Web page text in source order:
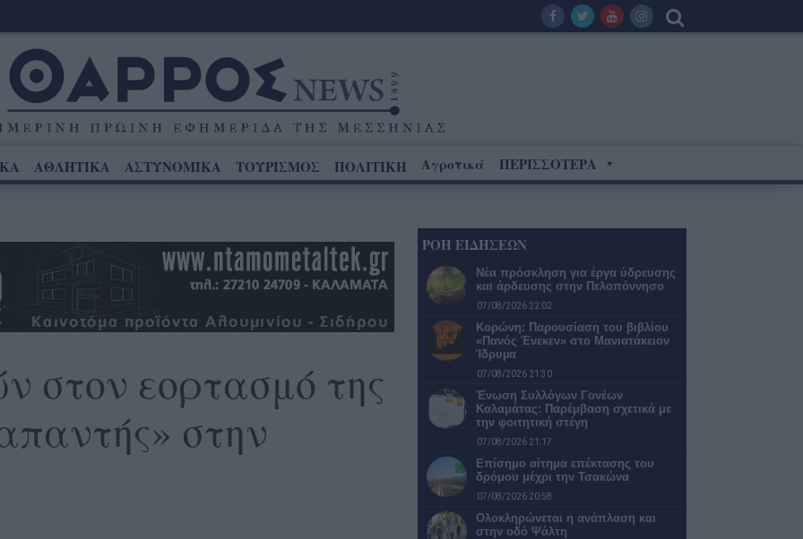
ΑΘΛΗΤΙΚΑ ΑΣΤΥΝΟΜΙΚΑ ΤΟΥΡΙΣΜΟΣ ΠΟΛΙΤΙΚΗ Αγροτικά ΠΕΡΙΣΣΟΤΕΡΑ
στον εορτασμό της
στην
ΡΟΗ ΕΙΔΗΣΕΩΝ
Νέα πρόσκληση για έργα ύδρευσης
και άρδευσης στην Πελοπόννησο
07/08/2026 22:02
Κορώνη: Παρουσίαση του βιβλίου
«Πανός Ένεκεν» στο Μανιατάκειον
Ίδρυµα
07/08/2026 21:30
Ένωση Συλλόγων Γονέων
Καλαμάτας: Παρέμβαση σχετικά με
την φοιτητική στέγη
07/08/2026 21:17
Επίσημο αίτημα επέκτασης του
δρόμου μέχρι την Τσακώνα
07/08/2026 20:58
Ολοκληρώνεται η ανάπλαση και
στην οδό Ψάλτη